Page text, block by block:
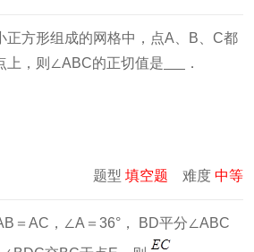
正方形组成的网格中，点A、B、C都
上，则∠ABC的正切值是
．
题型 填空题 难度 中等
＝AC，∠A＝36°， BD平分∠ABC